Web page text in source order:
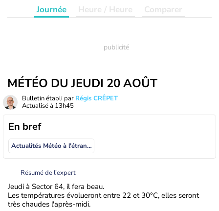
Journée Heure / Heure Comparer
MÉTÉO DU JEUDI 20 AOÛT
Bulletin établi par Régis CRÊPET
Actualisé à 13h45
En bref
Actualités Météo à l'étranger
Résumé de l’expert
Jeudi à Sector 64, il fera beau.
Les températures évolueront entre 22 et 30°C, elles seront
très chaudes l'après-midi.